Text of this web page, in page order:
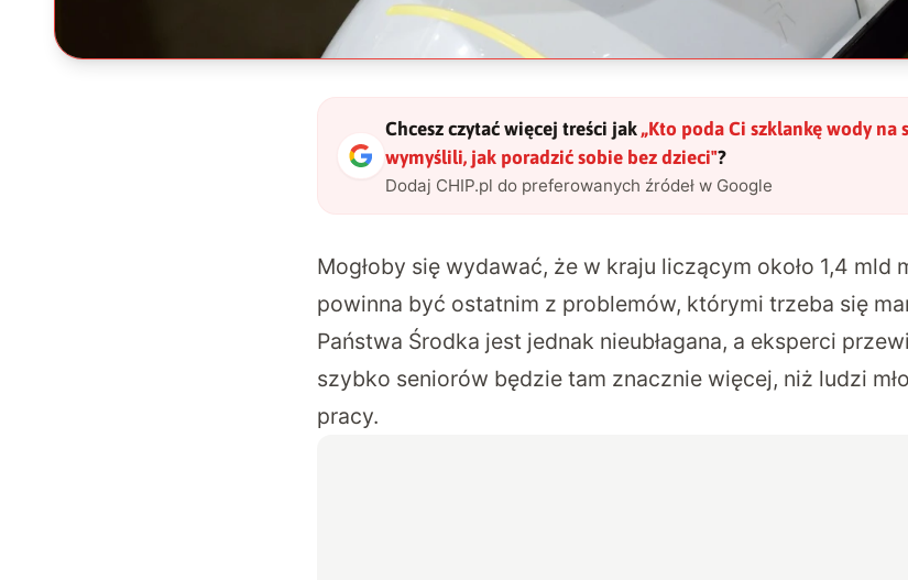
Chcesz czytać więcej treści jak „Kto poda Ci szklankę wody na
wymyślili, jak poradzić sobie bez dzieci"?
Dodaj CHIP.pl do preferowanych źródeł w Google
Mogłoby się wydawać, że w kraju liczącym około 1,4 mld
powinna być ostatnim z problemów, którymi trzeba się
Państwa Środka jest jednak nieubłagana, a eksperci
szybko seniorów będzie tam znacznie więcej, niż ludzi
pracy.